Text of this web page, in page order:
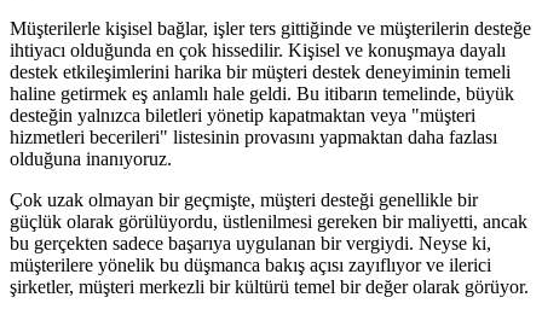
Müşterilerle kişisel bağlar, işler ters gittiğinde ve müşterilerin desteğe
ihtiyacı olduğunda en çok hissedilir. Kişisel ve konuşmaya dayalı
destek etkileşimlerini harika bir müşteri destek deneyiminin temeli
haline getirmek eş anlamlı hale geldi. Bu itibarın temelinde, büyük
desteğin yalnızca biletleri yönetip kapatmaktan veya "müşteri
hizmetleri becerileri" listesinin provasını yapmaktan daha fazlası
olduğuna inanıyoruz.
Çok uzak olmayan bir geçmişte, müşteri desteği genellikle bir
güçlük olarak görülüyordu, üstlenilmesi gereken bir maliyetti, ancak
bu gerçekten sadece başarıya uygulanan bir vergiydi. Neyse ki,
müşterilere yönelik bu düşmanca bakış açısı zayıflıyor ve ilerici
şirketler, müşteri merkezli bir kültürü temel bir değer olarak görüyor.